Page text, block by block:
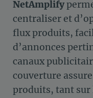
NetAmplify
centraliser et
flux produits,
d’annonces
canaux
couverture
produits, tant sur